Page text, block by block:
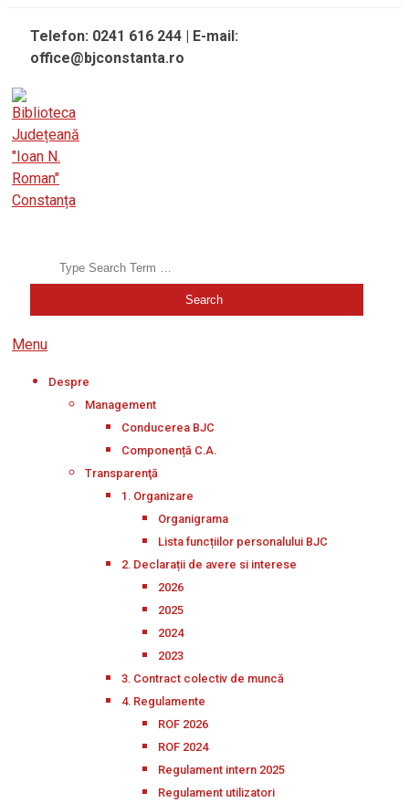
content
Telefon: 0241 616 244 | E-mail:
office@bjconstanta.ro
Search
Secondary
Menu
Menu
Despre
Management
Conducerea BJC
Componență C.A.
Transparenţă
1. Organizare
Organigrama
Lista funcțiilor personalului BJC
2. Declarații de avere si interese
2026
2025
2024
2023
3. Contract colectiv de muncă
4. Regulamente
ROF 2026
ROF 2024
Regulament intern 2025
Regulament utilizatori